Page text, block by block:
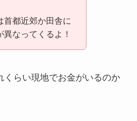
首都近郊か田舎に
異なってくるよ！
くらい現地でお金がいるのか